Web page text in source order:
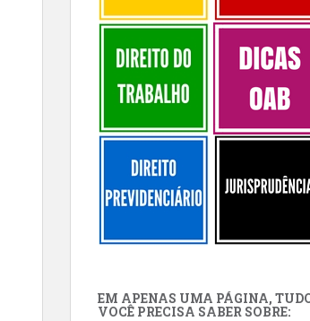
EM APENAS UMA PÁGINA,
VOCÊ PRECISA SABER SOBRE: